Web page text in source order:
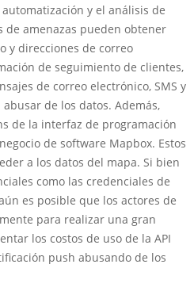
y el análisis de
de amenazas pueden obtener
y direcciones de correo
de seguimiento de clientes,
de correo electrónico, SMS y
de los datos. Además,
de la interfaz de programación
de software Mapbox. Estos
a los datos del mapa. Si bien
como las credenciales de
es posible que los actores de
para realizar una gran
los costos de uso de la API
push abusando de los